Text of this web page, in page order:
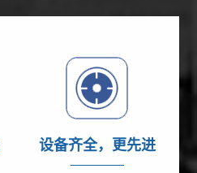
设备齐全，更先进